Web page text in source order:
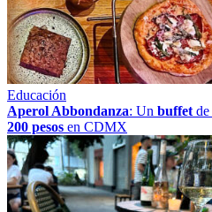
Educación
Aperol Abbondanza: Un buffet de
200 pesos en CDMX